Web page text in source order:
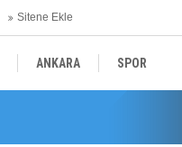
Sitene Ekle
ANKARA SPOR